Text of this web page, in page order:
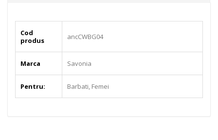
Cod
produs
ancCWBG04
Marca Savonia
Pentru: Barbati, Femei